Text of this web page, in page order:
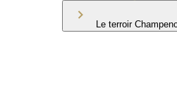
Le terroir